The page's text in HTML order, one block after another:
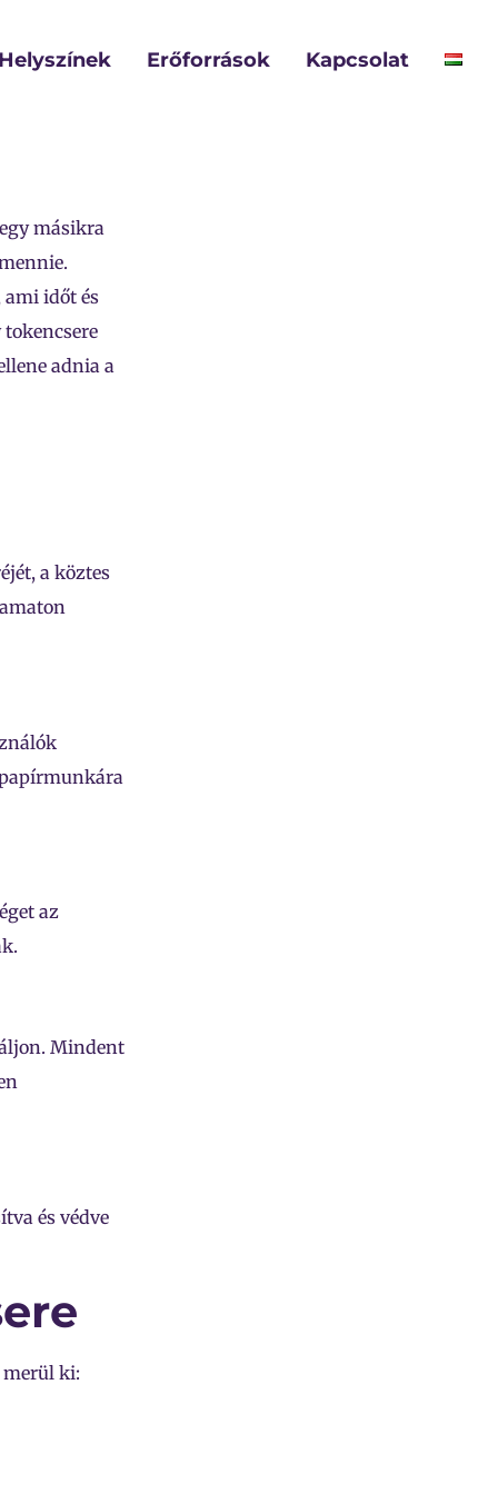
Helyszínek Erőforrások Kapcsolat
másikra
időt és
tokencsere
adnia a
a köztes
az
Mindent
és védve
merül ki: